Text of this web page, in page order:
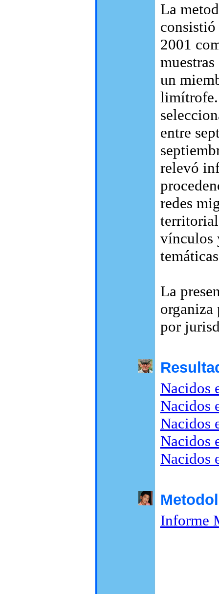
La
2001
un
limítrofe.
entre
relevó
redes
vínculos
La
por
Nacidos
Nacidos
Nacidos
Nacidos
Nacidos
Informe